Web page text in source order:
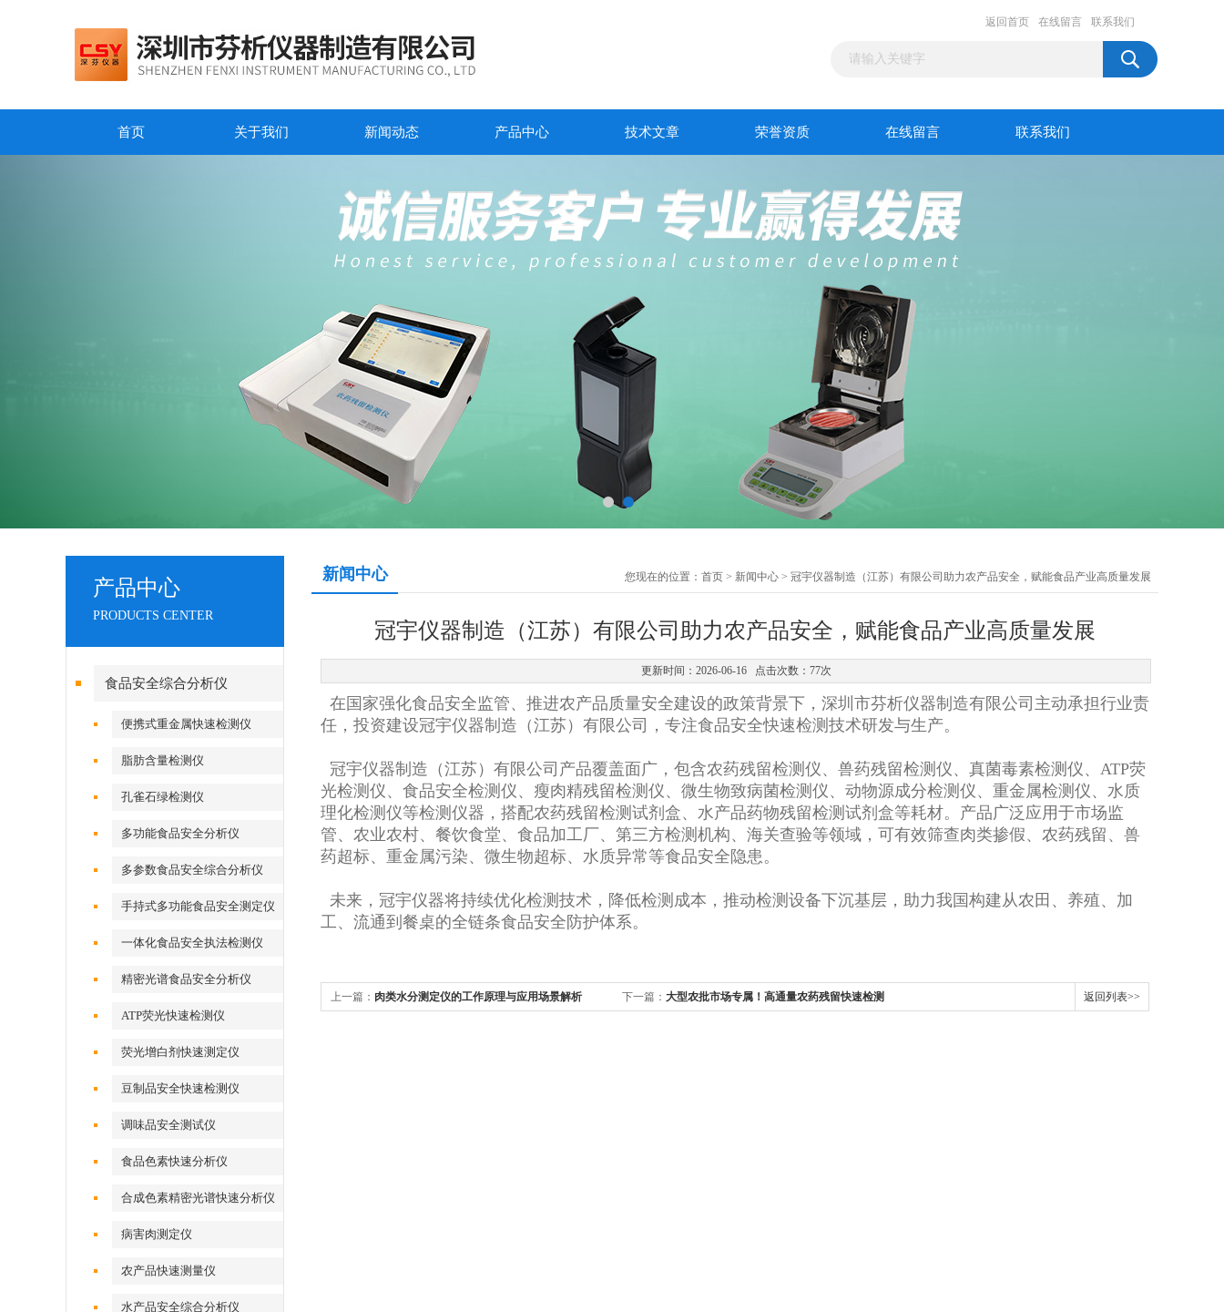
返回首页 在线留言 联系我们
首页 关于我们 新闻动态 产品中心 技术文章 荣誉资质 在线留言 联系我们
产品中心
PRODUCTS CENTER
食品安全综合分析仪
便携式重金属快速检测仪
脂肪含量检测仪
孔雀石绿检测仪
多功能食品安全分析仪
多参数食品安全综合分析仪
手持式多功能食品安全测定仪
一体化食品安全执法检测仪
精密光谱食品安全分析仪
ATP荧光快速检测仪
荧光增白剂快速测定仪
豆制品安全快速检测仪
调味品安全测试仪
食品色素快速分析仪
合成色素精密光谱快速分析仪
病害肉测定仪
农产品快速测量仪
水产品安全综合分析仪
新闻中心 您现在的位置： 首页 > 新闻中心 > 冠宇仪器制造（江苏）有限公司助力农产品安全，赋能食品产业高质量发展
冠宇仪器制造（江苏）有限公司助力农产品安全，赋能食品产业高质量发展
更新时间：2026-06-16 点击次数：77次
在国家强化食品安全监管、推进农产品质量安全建设的政策背景下，深圳市芬析仪器制造有限公司主动承担行业责
任，投资建设冠宇仪器制造（江苏）有限公司，专注食品安全快速检测技术研发与生产。
冠宇仪器制造（江苏）有限公司产品覆盖面广，包含农药残留检测仪、兽药残留检测仪、真菌毒素检测仪、ATP荧
光检测仪、食品安全检测仪、瘦肉精残留检测仪、微生物致病菌检测仪、动物源成分检测仪、重金属检测仪、水质
理化检测仪等检测仪器，搭配农药残留检测试剂盒、水产品药物残留检测试剂盒等耗材。产品广泛应用于市场监
管、农业农村、餐饮食堂、食品加工厂、第三方检测机构、海关查验等领域，可有效筛查肉类掺假、农药残留、兽
药超标、重金属污染、微生物超标、水质异常等食品安全隐患。
未来，冠宇仪器将持续优化检测技术，降低检测成本，推动检测设备下沉基层，助力我国构建从农田、养殖、加
工、流通到餐桌的全链条食品安全防护体系。
上一篇： 肉类水分测定仪的工作原理与应用场景解析 下一篇： 大型农批市场专属！高通量农药残留快速检测 返回列表>>